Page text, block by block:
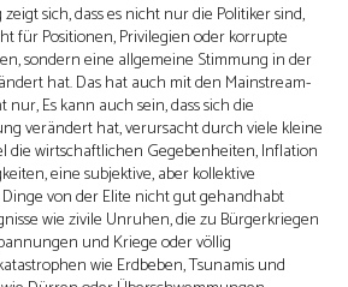
sich, dass es nicht nur die Politiker sind,
für Positionen, Privilegien oder korrupte
sondern eine allgemeine Stimmung in der
hat. Das hat auch mit den Mainstream-
Es kann auch sein, dass sich die
verändert hat, verursacht durch viele kleine
die wirtschaftlichen Gegebenheiten, Inflation
eine subjektive, aber kollektive
von der Elite nicht gut gehandhabt
wie zivile Unruhen, die zu Bürgerkriegen
und Kriege oder völlig
wie Erdbeben, Tsunamis und